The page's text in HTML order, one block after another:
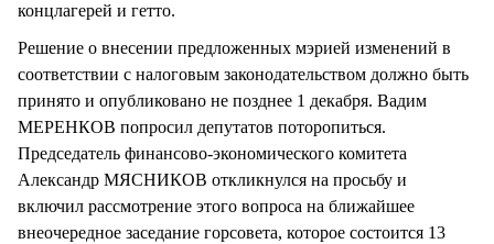
концлагерей и гетто.
Решение о внесении предложенных мэрией изменений в
соответствии с налоговым законодательством должно быть
принято и опубликовано не позднее 1 декабря. Вадим
МЕРЕНКОВ попросил депутатов поторопиться.
Председатель финансово-экономического комитета
Александр МЯСНИКОВ откликнулся на просьбу и
включил рассмотрение этого вопроса на ближайшее
внеочередное заседание горсовета, которое состоится 13